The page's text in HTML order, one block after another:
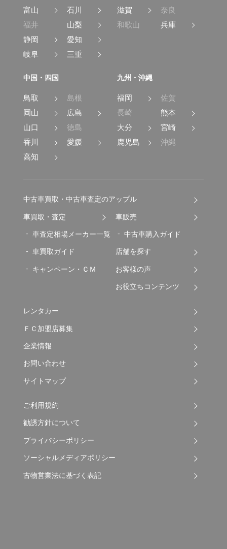
富山
石川
福井
山梨
静岡
愛知
岐阜
三重
滋賀
奈良
和歌山
兵庫
中国・四国
鳥取
島根
岡山
広島
山口
徳島
香川
愛媛
高知
九州・沖縄
福岡
佐賀
長崎
熊本
大分
宮崎
鹿児島
沖縄
中古車買取・中古車査定のアップル
車買取・査定
車査定相場メーカー一覧
車買取ガイド
キャンペーン・ＣＭ
車販売
中古車購入ガイド
店舗を探す
お客様の声
お役立ちコンテンツ
レンタカー
ＦＣ加盟店募集
企業情報
お問い合わせ
サイトマップ
ご利用規約
勧誘方針について
プライバシーポリシー
ソーシャルメディアポリシー
古物営業法に基づく表記